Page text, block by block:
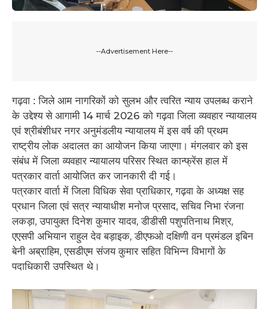
--Advertisement Here--
गढ़वा : जिले आम नागरिकों को सुलभ और त्वरित न्याय उपलब्ध कराने
के उद्देश्य से आगामी 14 मार्च 2026 को गढ़वा जिला व्यवहार न्यायालय
एवं श्रीबंशीधर नगर अनुमंडलीय न्यायालय में इस वर्ष की प्रथम
राष्ट्रीय लोक अदालत का आयोजन किया जाएगा। मंगलवार को इस
संबंध में जिला व्यवहार न्यायालय परिसर स्थित कान्फ्रेंस हाल में
पत्रकार वार्ता आयोजित कर जानकारी दी गई।
पत्रकार वार्ता में जिला विधिक सेवा प्राधिकार, गढ़वा के अध्यक्ष सह
प्रधान जिला एवं सत्र न्यायाधीश मनोज प्रसाद, सचिव निभा रंजना
लकड़ा, उपायुक्त दिनेश कुमार यादव, डीडीसी पशुपतिनाथ मिश्र,
एएसपी अभियान राहुल देव बड़ाइक, डीएफओ दक्षिणी वन प्रमंडल इबिन
बेनी अब्राहिम, एसडीएम संजय कुमार सहित विभिन्न विभागों के
पदाधिकारी उपस्थित थे।